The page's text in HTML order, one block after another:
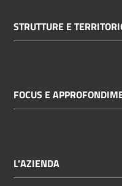
STRUTTURE E
FOCUS E
L'AZIENDA